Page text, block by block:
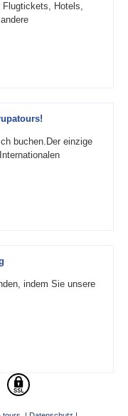
Flugtickets, Hotels,
buchen.Der einzige
indem Sie unsere